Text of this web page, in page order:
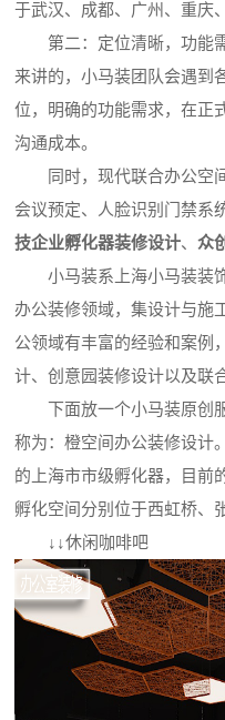
于武汉、成都、广州、重庆
第二：定位清晰，功能
来讲的，小马装团队会遇到
位，明确的功能需求，在正
沟通成本。
同时，现代联合办公空
会议预定、人脸识别门禁系
技企业孵化器装修设计、众
小马装系上海小马装装
办公装修领域，集设计与施
公领域有丰富的经验和案例
计、创意园装修设计以及联
下面放一个小马装原创
称为：橙空间办公装修设计
的上海市市级孵化器，目前
孵化空间分别位于西虹桥、
↓↓休闲咖啡吧